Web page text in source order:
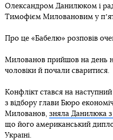
Олександром Данилюком і
Тимофієм Миловановим у
Про це «Бабелю» розповів
Милованов прийшов на день
чоловіки й почали сваритися.
Конфлікт стався на
з відбору глави Бюро
Милованов, зняла Данилюка з
що його американський
Україні.